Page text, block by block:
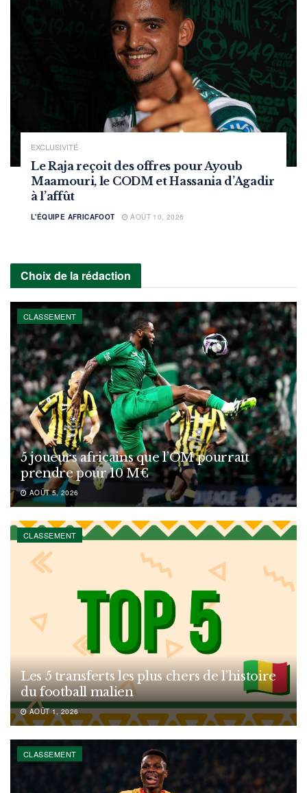
EXCLUSIVITÉ
Le Raja reçoit des offres pour Ayoub
Maamouri, le CODM et Hassania d’Agadir
à l’affût
L'ÉQUIPE AFRICAFOOT AOÛT 10, 2026
Choix de la rédaction
CLASSEMENT
5 joueurs africains que l’OM pourrait
prendre pour 10 M€
AOÛT 5, 2026
CLASSEMENT
Les 5 transferts les plus chers de l’histoire
du football malien
AOÛT 1, 2026
CLASSEMENT